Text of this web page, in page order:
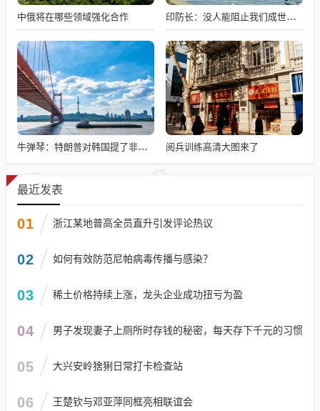
中俄将在哪些领域强化合作 印防长：没人能阻止我们成世界强国
牛弹琴：特朗普对韩国提了非分要求 阅兵训练高清大图来了
最近发表
01 浙江某地普高全员直升引发评论热议
02 如何有效防范尼帕病毒传播与感染？
03 稀土价格持续上涨，龙头企业成功扭亏为盈
04 男子发现妻子上厕所时存钱的秘密，每天存下千元的习惯
05 大兴安岭猞猁日常打卡检查站
06 王楚钦与邓亚萍同框亮相联谊会